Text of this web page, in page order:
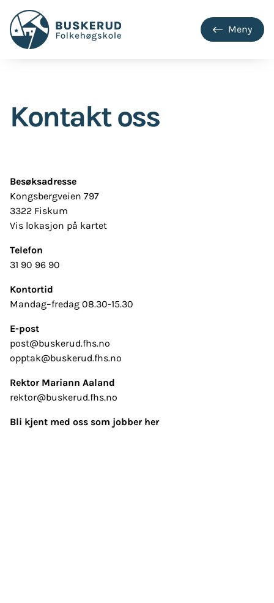
innholdet
Meny
Kontakt oss
Besøksadresse
Kongsbergveien 797
3322 Fiskum
Vis lokasjon på kartet
Telefon
31 90 96 90
Kontortid
Mandag–fredag 08.30-15.30
E-post
post@buskerud.fhs.no
opptak@buskerud.fhs.no
Rektor Mariann Aaland
rektor@buskerud.fhs.no
Bli kjent med oss som jobber her